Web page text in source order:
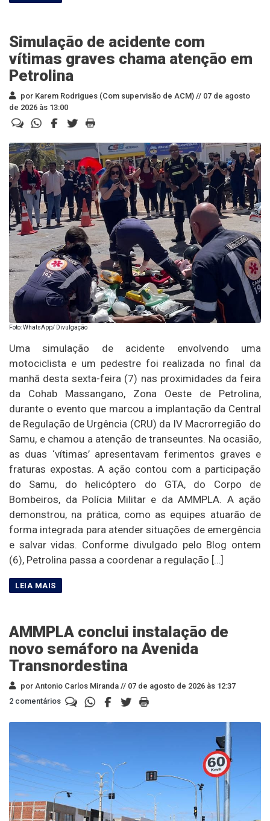
Simulação de acidente com
vítimas graves chama atenção em
Petrolina
por Karem Rodrigues (Com supervisão de ACM) // 07 de agosto
de 2026 às 13:00
Foto: WhatsApp/ Divulgação
Uma simulação de acidente envolvendo uma
motociclista e um pedestre foi realizada no final da
manhã desta sexta-feira (7) nas proximidades da feira
da Cohab Massangano, Zona Oeste de Petrolina,
durante o evento que marcou a implantação da Central
de Regulação de Urgência (CRU) da IV Macrorregião do
Samu, e chamou a atenção de transeuntes. Na ocasião,
as duas ‘vítimas’ apresentavam ferimentos graves e
fraturas expostas. A ação contou com a participação
do Samu, do helicóptero do GTA, do Corpo de
Bombeiros, da Polícia Militar e da AMMPLA. A ação
demonstrou, na prática, como as equipes atuarão de
forma integrada para atender situações de emergência
e salvar vidas. Conforme divulgado pelo Blog ontem
(6), Petrolina passa a coordenar a regulação […]
AMMPLA conclui instalação de
novo semáforo na Avenida
Transnordestina
por Antonio Carlos Miranda // 07 de agosto de 2026 às 12:37
2 comentários